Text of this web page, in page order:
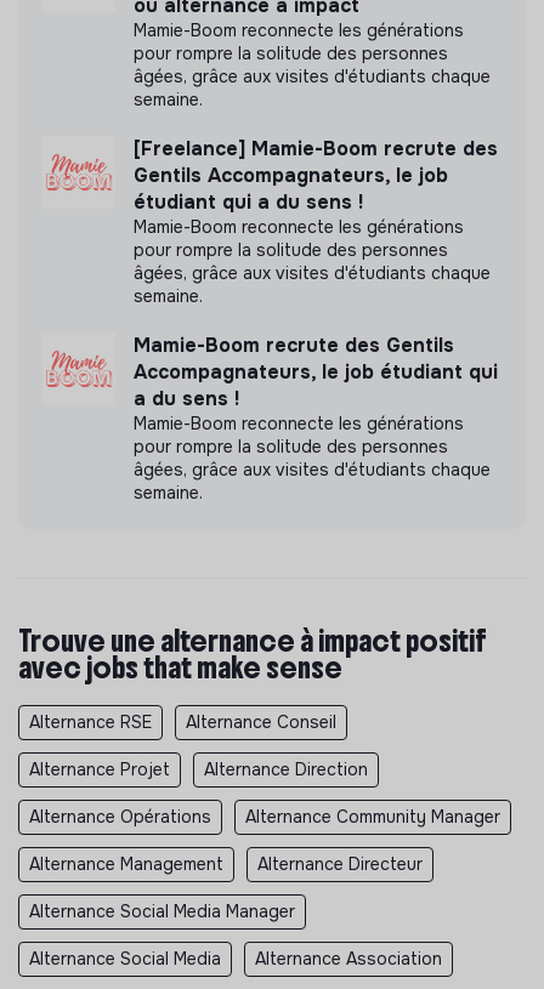
ou alternance à impact
Mamie-Boom reconnecte les générations
pour rompre la solitude des personnes
âgées, grâce aux visites d'étudiants chaque
semaine.
[Freelance] Mamie-Boom recrute des
Gentils Accompagnateurs, le job
étudiant qui a du sens !
Mamie-Boom reconnecte les générations
pour rompre la solitude des personnes
âgées, grâce aux visites d'étudiants chaque
semaine.
Mamie-Boom recrute des Gentils
Accompagnateurs, le job étudiant qui
a du sens !
Mamie-Boom reconnecte les générations
pour rompre la solitude des personnes
âgées, grâce aux visites d'étudiants chaque
semaine.
Trouve une alternance à impact positif
avec jobs that make sense
Alternance RSE Alternance Conseil
Alternance Projet Alternance Direction
Alternance Opérations Alternance Community Manager
Alternance Management Alternance Directeur
Alternance Social Media Manager
Alternance Social Media Alternance Association